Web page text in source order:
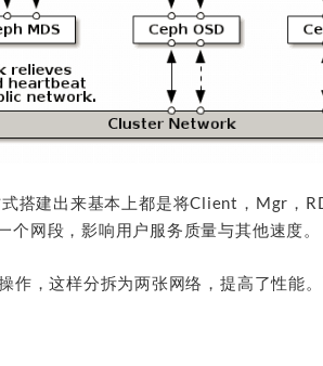
搭建出来基本上都是将Client，Mgr，
个网段，影响用户服务质量与其他速度。
作，这样分拆为两张网络，提高了性能